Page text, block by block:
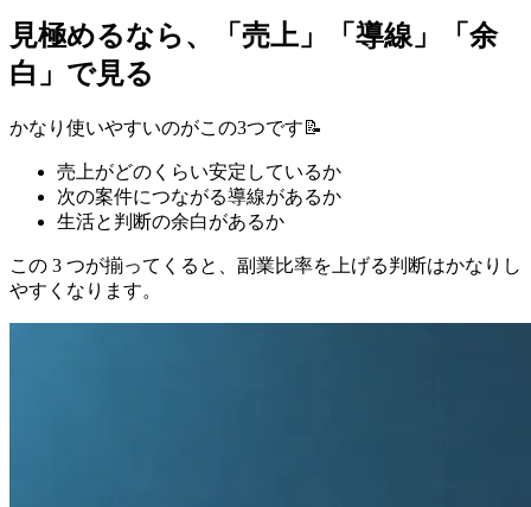
見極めるなら、「売上」「導線」「余
白」で見る
かなり使いやすいのがこの3つです📝
売上がどのくらい安定しているか
次の案件につながる導線があるか
生活と判断の余白があるか
この 3 つが揃ってくると、副業比率を上げる判断はかなりし
やすくなります。